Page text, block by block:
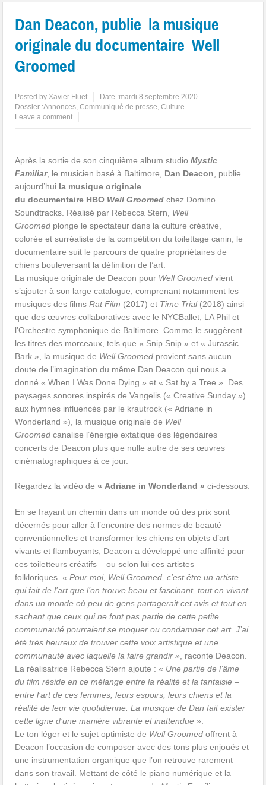
Dan Deacon, publie la musique
originale du documentaire Well
Groomed
Posted byXavier Fluet Date :mardi 8 septembre 2020
Dossier :Annonces,Communiqué de presse,Culture
Leave a comment
Après la sortie de son cinquième album studioMystic
Familiar, le musicien basé à Baltimore, Dan Deacon , publie
aujourd’hui la musique originale
du documentaire HBO Well Groomed chez Domino
Soundtracks. Réalisé par Rebecca Stern, Well
Groomed plonge le spectateur dans la culture créative,
colorée et surréaliste de la compétition du toilettage canin, le
documentaire suit le parcours de quatre propriétaires de
chiens bouleversant la définition de l’art.
La musique originale de Deacon pour Well Groomed vient
s’ajouter à son large catalogue, comprenant notamment les
musiques des filmsRat Film (2017) et Time Trial (2018) ainsi
que des œuvres collaboratives avec le NYCBallet, LA Phil et
l’Orchestre symphonique de Baltimore. Comme le suggèrent
les titres des morceaux, tels que « Snip Snip » et « Jurassic
Bark », la musique de Well Groomed provient sans aucun
doute de l’imagination du même Dan Deacon qui nous a
donné « When I Was Done Dying » et « Sat by a Tree ». Des
paysages sonores inspirés de Vangelis (« Creative Sunday »)
aux hymnes influencés par le krautrock (« Adriane in
Wonderland »), la musique originale de Well
Groomed canalise l’énergie extatique des légendaires
concerts de Deacon plus que nulle autre de ses œuvres
cinématographiques à ce jour.
Regardez la vidéo de« Adriane in Wonderland » ci-dessous.
En se frayant un chemin dans un monde où des prix sont
décernés pour aller à l’encontre des normes de beauté
conventionnelles et transformer les chiens en objets d’art
vivants et flamboyants, Deacon a développé une affinité pour
ces toiletteurs créatifs – ou selon lui ces artistes
folkloriques.« Pour moi, Well Groomed, c’est être un artiste
qui fait de l’art que l’on trouve beau et fascinant, tout en vivant
dans un monde où peu de gens partagerait cet avis et tout en
sachant que ceux qui ne font pas partie de cette petite
communauté pourraient se moquer ou condamner cet art. J’ai
été très heureux de trouver cette voix artistique et une
communauté avec laquelle la faire grandir » , raconte Deacon.
La réalisatrice Rebecca Stern ajoute :« Une partie de l’âme
du film réside en ce mélange entre la réalité et la fantaisie –
entre l’art de ces femmes, leurs espoirs, leurs chiens et la
réalité de leur vie quotidienne. La musique de Dan fait exister
cette ligne d’une manière vibrante et inattendue »
Le ton léger et le sujet optimiste de Well Groomed offrent à
Deacon l’occasion de composer avec des tons plus enjoués et
une instrumentation organique que l’on retrouve rarement
dans son travail. Mettant de côté le piano numérique et la